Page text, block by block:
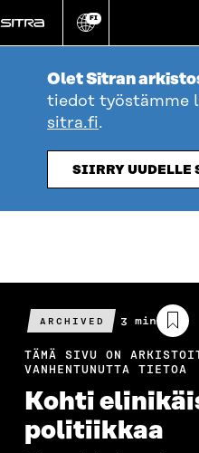
suoraan
sisältöön
Vaihda
kieli
FI
Olet Sitran
tiedot työstämme
sitra.fi.
SIIRRY UUDELLE
ARCHIVED
Arvioitu
lukuaika
3 min
TÄMÄ SIVU ON
VANHENTUNUTTA TIETOA
Kohti
politiikkaa